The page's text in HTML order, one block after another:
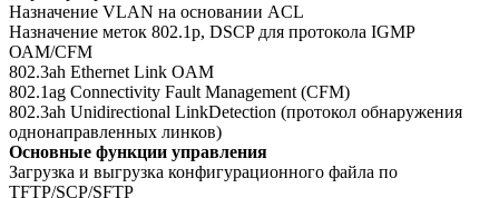
Назначение VLAN на основании ACL
Назначение меток 802.1p, DSCP для протокола IGMP
ОАМ/CFM
802.3ah Ethernet Link OAM
802.1ag Connectivity Fault Management (CFM)
802.3ah Unidirectional LinkDetection (протокол обнаружения
однонаправленных линков)
Основные функции управления
Загрузка и выгрузка конфигурационного файла по
TFTP/SCP/SFTP